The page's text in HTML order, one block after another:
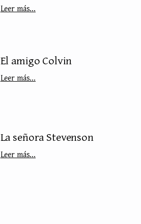
Leer más...
El amigo Colvin
Leer más...
La señora Stevenson
Leer más...